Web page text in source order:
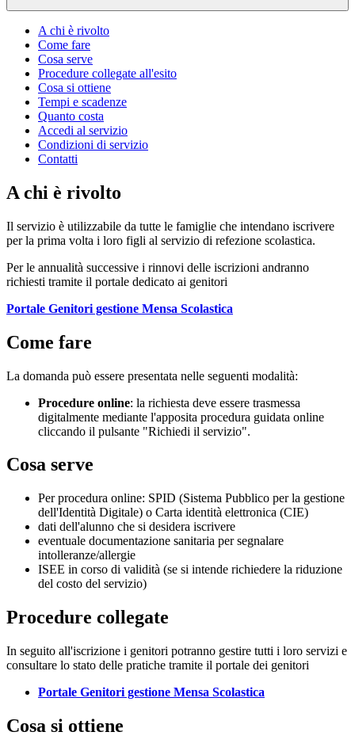
A chi è rivolto
Come fare
Cosa serve
Procedure collegate all'esito
Cosa si ottiene
Tempi e scadenze
Quanto costa
Accedi al servizio
Condizioni di servizio
Contatti
A chi è rivolto
Il servizio è utilizzabile da tutte le famiglie che intendano iscrivere
per la prima volta i loro figli al servizio di refezione scolastica.
Per le annualità successive i rinnovi delle iscrizioni andranno
richiesti tramite il portale dedicato ai genitori
Portale Genitori gestione Mensa Scolastica
Come fare
La domanda può essere presentata nelle seguenti modalità:
Procedure online: la richiesta deve essere trasmessa
digitalmente mediante l'apposita procedura guidata online
cliccando il pulsante "Richiedi il servizio".
Cosa serve
Per procedura online: SPID (Sistema Pubblico per la gestione
dell'Identità Digitale) o Carta identità elettronica (CIE)
dati dell'alunno che si desidera iscrivere
eventuale documentazione sanitaria per segnalare
intolleranze/allergie
ISEE in corso di validità (se si intende richiedere la riduzione
del costo del servizio)
Procedure collegate
In seguito all'iscrizione i genitori potranno gestire tutti i loro servizi e
consultare lo stato delle pratiche tramite il portale dei genitori
Portale Genitori gestione Mensa Scolastica
Cosa si ottiene